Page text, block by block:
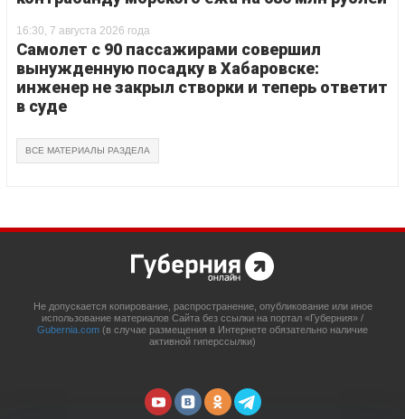
16:30, 7 августа 2026 года
Самолет с 90 пассажирами совершил
вынужденную посадку в Хабаровске:
инженер не закрыл створки и теперь ответит
в суде
ВСЕ МАТЕРИАЛЫ РАЗДЕЛА
Не допускается копирование, распространение, опубликование или иное
использование материалов Сайта без ссылки на портал «Губерния» /
Gubernia.com (в случае размещения в Интернете обязательно наличие
активной гиперссылки)